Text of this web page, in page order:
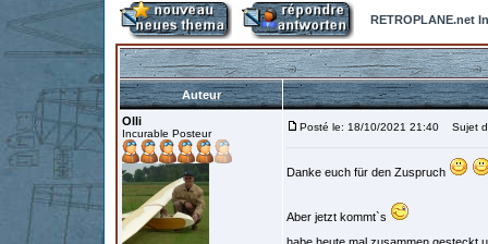
RETROPLANE.net
Auteur
Olli
Incurable Posteur
Posté le: 18/10/2021 21:40 Sujet
Danke euch für den Zuspruch
Aber jetzt kommt`s